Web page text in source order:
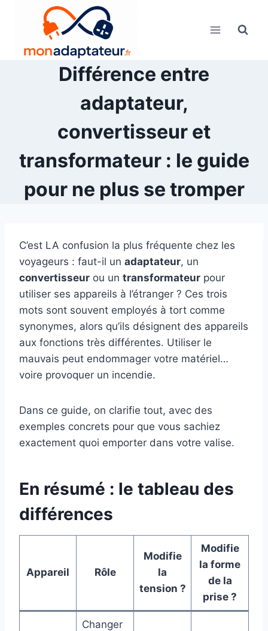
Différence entre
adaptateur,
convertisseur et
transformateur : le guide
pour ne plus se tromper
C’est LA confusion la plus fréquente chez les
voyageurs : faut-il un adaptateur, un
convertisseur ou un transformateur pour
utiliser ses appareils à l’étranger ? Ces trois
mots sont souvent employés à tort comme
synonymes, alors qu’ils désignent des appareils
aux fonctions très différentes. Utiliser le
mauvais peut endommager votre matériel…
voire provoquer un incendie.
Dans ce guide, on clarifie tout, avec des
exemples concrets pour que vous sachiez
exactement quoi emporter dans votre valise.
En résumé : le tableau des
différences
Appareil Rôle
Modifie
la
tension ?
Modifie
la forme
de la
prise ?
Changer